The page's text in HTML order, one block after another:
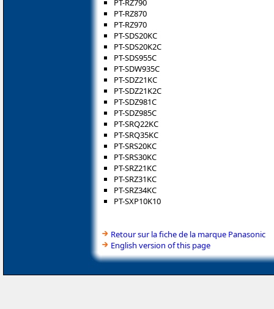
PT-RZ790
PT-RZ870
PT-RZ970
PT-SDS20KC
PT-SDS20K2C
PT-SDS955C
PT-SDW935C
PT-SDZ21KC
PT-SDZ21K2C
PT-SDZ981C
PT-SDZ985C
PT-SRQ22KC
PT-SRQ35KC
PT-SRS20KC
PT-SRS30KC
PT-SRZ21KC
PT-SRZ31KC
PT-SRZ34KC
PT-SXP10K10
Retour sur la fiche de la marque Panasonic
English version of this page